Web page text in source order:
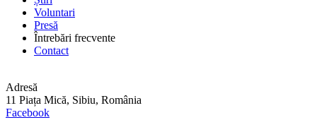
Voluntari
Presă
Întrebări frecvente
Contact
Adresă
11 Piața Mică, Sibiu, România
Facebook